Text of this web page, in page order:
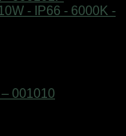
001010